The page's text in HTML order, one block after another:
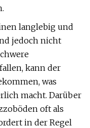
langlebig und
jedoch nicht
kann der
was
macht. Darüber
oft als
in der Regel